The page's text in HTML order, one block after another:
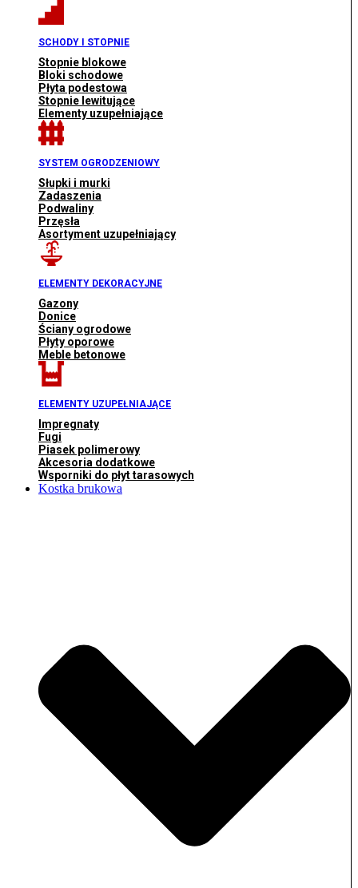
SCHODY I STOPNIE
Stopnie blokowe
Bloki schodowe
Płyta podestowa
Stopnie lewitujące
Elementy uzupełniające
SYSTEM OGRODZENIOWY
Słupki i murki
Zadaszenia
Podwaliny
Przęsła
Asortyment uzupełniający
ELEMENTY DEKORACYJNE
Gazony
Donice
Ściany ogrodowe
Płyty oporowe
Meble betonowe
ELEMENTY UZUPEŁNIAJĄCE
Impregnaty
Fugi
Piasek polimerowy
Akcesoria dodatkowe
Wsporniki do płyt tarasowych
Kostka brukowa